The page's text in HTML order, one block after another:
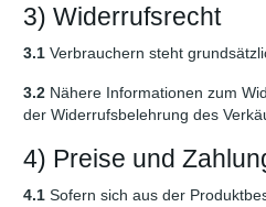
3) Widerrufsrecht
3.1 Verbrauchern steht
3.2 Nähere Informationen zum
der Widerrufsbelehrung des
4) Preise und
4.1 Sofern sich aus der